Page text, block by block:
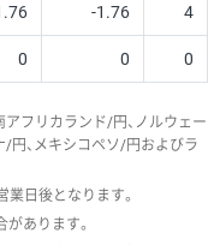
-1.76 4
0 0 0
フリカランド/円、ノルウェー
/円、メキシコペソ/円およびラ
日後となります。
あります。